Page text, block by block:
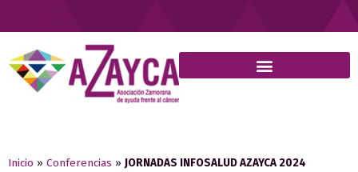
Inicio » Conferencias » JORNADAS INFOSALUD AZAYCA 2024